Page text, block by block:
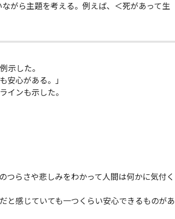
がら主題を考える。例えば、＜死があって生
示した。
安心がある。」
インも示した。
つらさや悲しみをわかって人間は何かに気付く
と感じていても一つくらい安心できるものがあ